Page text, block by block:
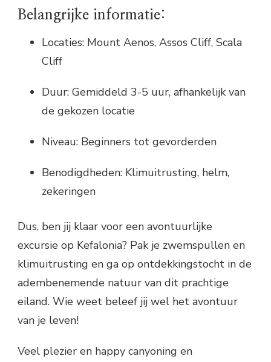
Belangrijke informatie:
Locaties: Mount Aenos, Assos Cliff, Scala
Cliff
Duur: Gemiddeld 3-5 uur, afhankelijk van
de gekozen locatie
Niveau: Beginners tot gevorderden
Benodigdheden: Klimuitrusting, helm,
zekeringen
Dus, ben jij klaar voor een avontuurlijke
excursie op Kefalonia? Pak je zwemspullen en
klimuitrusting en ga op ontdekkingstocht in de
adembenemende natuur van dit prachtige
eiland. Wie weet beleef jij wel het avontuur
van je leven!
Veel plezier en happy canyoning en